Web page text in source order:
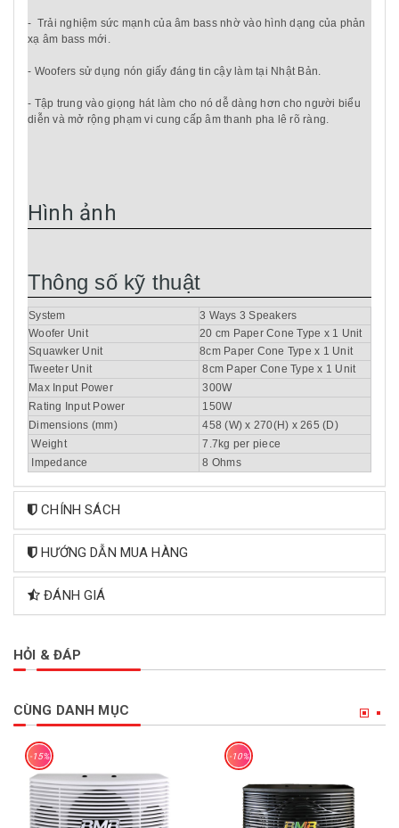
- Trải nghiệm sức mạnh của âm bass nhờ vào hình dạng của phản
xạ âm bass mới.
- Woofers sử dụng nón giấy đáng tin cậy làm tại Nhật Bản.
- Tập trung vào giọng hát làm cho nó dễ dàng hơn cho người biểu
diễn và mở rộng phạm vi cung cấp âm thanh pha lê rõ ràng.
Hình ảnh
Thông số kỹ thuật
System
3 Ways 3 Speakers
Woofer Unit
20 cm Paper Cone Type x 1 Unit
Squawker Unit
8cm Paper Cone Type x 1 Unit
Tweeter Unit
8cm Paper Cone Type x 1 Unit
Max Input Power
300W
Rating Input Power
150W
Dimensions (mm)
458 (W) x 270(H) x 265 (D)
Weight
7.7kg per piece
Impedance
8 Ohms
CHÍNH SÁCH
HƯỚNG DẪN MUA HÀNG
ĐÁNH GIÁ
HỎI & ĐÁP
CÙNG DANH MỤC
-15% -10%